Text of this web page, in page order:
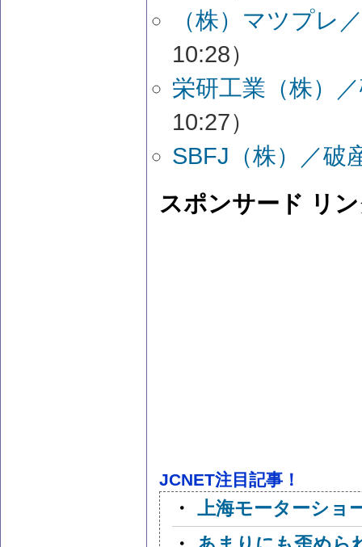
（株）マツプレ
10:28）
栄研工業（株）
10:27）
SBFJ（株）／破
スポンサード リ
JCNET注目記事！
・ 上海モーターショ